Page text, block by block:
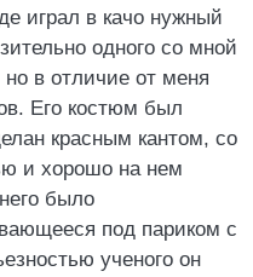
играл в качо нужный
одного со мной
но в отличие от меня
Его костюм был
красным кантом, со
и хорошо на нем
было
под париком с
ученого он